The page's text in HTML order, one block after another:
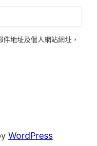
地址及個人網站網址，
WordPress